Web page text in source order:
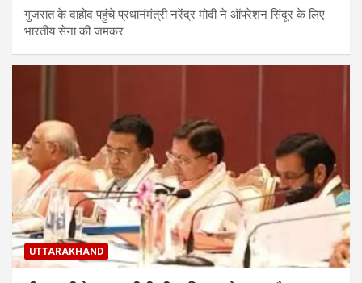
गुजरात के दाहोद पहुंचे प्रधानंमंत्री नरेंद्र मोदी ने ऑपरेशन सिंदूर के लिए
भारतीय सेना की जमकर…
UTTARAKHAND